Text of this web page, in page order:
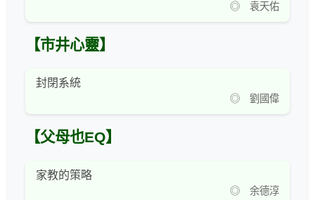
◎ 袁天佑
【市井心靈】
封閉系統
◎ 劉國偉
【父母也EQ】
家教的策略
◎ 余德淳